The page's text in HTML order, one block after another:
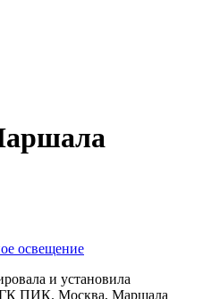
освещение
и установила
ГК ПИК. Москва, Маршала